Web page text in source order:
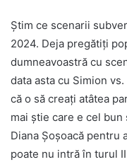
Știm ce scenarii
2024. Deja pregătiți
dumneavoastră cu
data asta cu Simion
că o să creați atâtea
mai știe care e cel
Diana Șoșoacă pentru
poate nu intră în turul